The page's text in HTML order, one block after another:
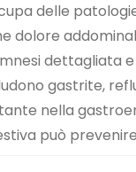
delle
dolore
dettagliata
gastrite,
nella
può